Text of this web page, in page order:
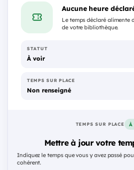
Aucune heure
Le temps déclaré alimente
de votre bibliothèque.
STATUT
À voir
TEMPS SUR PLACE
Non renseigné
TEMPS SUR PLACE À
Mettre à jour votre
Indiquez le temps que vous y avez passé
cohérent.